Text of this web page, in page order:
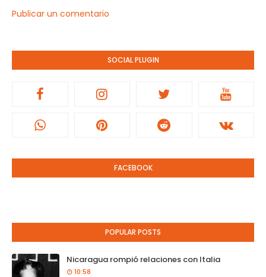
Publicar un comentario
SOCIAL PLUGIN
FACEBOOK
POPULAR POSTS
Nicaragua rompió relaciones con Italia
10:58